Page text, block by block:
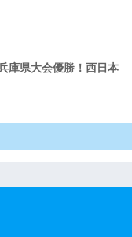
庫県大会優勝！西日本